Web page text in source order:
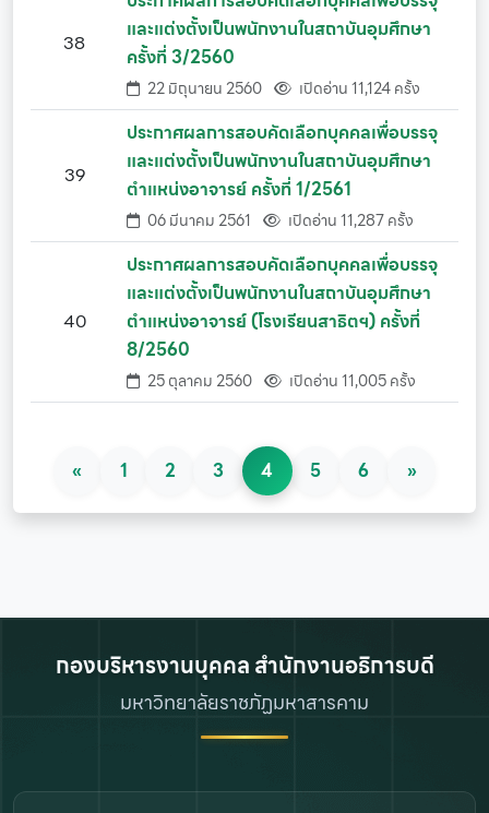
38
และแต่งตั้งเป็นพนักงานในสถาบันอุมศึกษา
ครั้งที่ 3/2560
22 มิถุนายน 2560 เปิดอ่าน 11,124 ครั้ง
39
ประกาศผลการสอบคัดเลือกบุคคลเพื่อบรรจุ
และแต่งตั้งเป็นพนักงานในสถาบันอุมศึกษา
ตำแหน่งอาจารย์ ครั้งที่ 1/2561
06 มีนาคม 2561 เปิดอ่าน 11,287 ครั้ง
40
ประกาศผลการสอบคัดเลือกบุคคลเพื่อบรรจุ
และแต่งตั้งเป็นพนักงานในสถาบันอุมศึกษา
ตำแหน่งอาจารย์ (โรงเรียนสาธิตฯ) ครั้งที่
8/2560
25 ตุลาคม 2560 เปิดอ่าน 11,005 ครั้ง
« 1 2 3 4 5 6 »
กองบริหารงานบุคคล สำนักงานอธิการบดี
มหาวิทยาลัยราชภัฏมหาสารคาม